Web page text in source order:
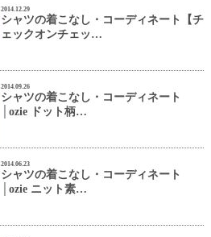
2014.12.29
シャツの着こなし・コーディネート【チ
ェックオンチェッ…
2014.09.26
シャツの着こなし・コーディネート
│ozie ドット柄…
2014.06.23
シャツの着こなし・コーディネート
│ozie ニット素…